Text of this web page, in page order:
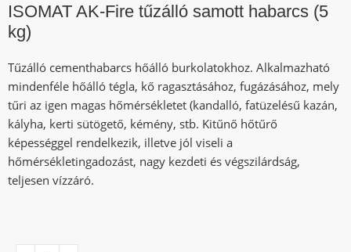
ISOMAT AK-Fire tűzálló samott habarcs (5
kg)
Tűzálló cementhabarcs hőálló burkolatokhoz. Alkalmazható
mindenféle hőálló tégla, kő ragasztásához, fugázásához, mely
tűri az igen magas hőmérsékletet (kandalló, fatüzelésű kazán,
kályha, kerti sütögető, kémény, stb. Kitűnő hőtűrő
képességgel rendelkezik, illetve jól viseli a
hőmérsékletingadozást, nagy kezdeti és végszilárdság,
teljesen vízzáró.